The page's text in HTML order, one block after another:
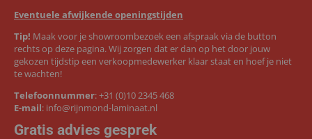
Eventuele afwijkende openingstijden
Tip! Maak voor je showroombezoek een afspraak via de button
rechts op deze pagina. Wij zorgen dat er dan op het door jouw
gekozen tijdstip een verkoopmedewerker klaar staat en hoef je niet
te wachten!
Telefoonnummer:+31 (0)10 2345 468
E-mail: info@rijnmond-laminaat.nl
Gratis advies gesprek